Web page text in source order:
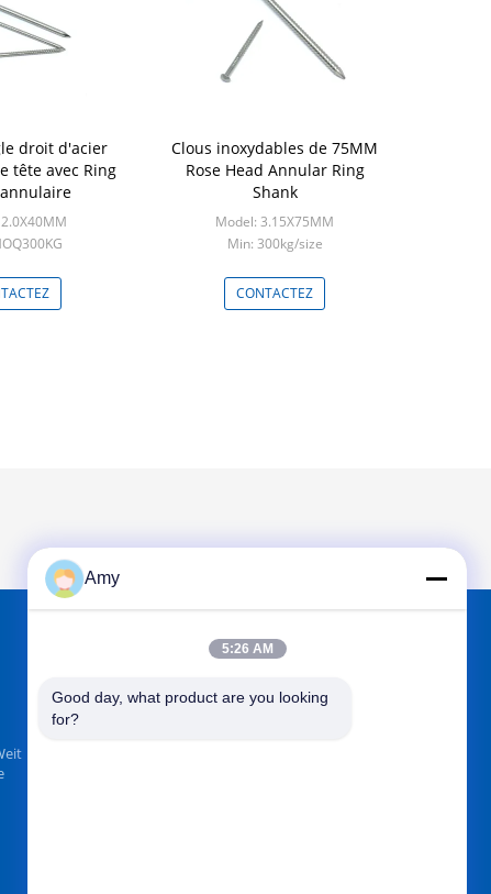
droit d'acier
tête avec Ring
Clous inoxydables de 75MM
Rose Head Annular Ring
Shank
Model: 3.15X75MM
Min: 300kg/size
CONTACTEZ
TROUVEZ-NOUS SUR
Amy
5:26 AM
Good day, what product are you looking
for?